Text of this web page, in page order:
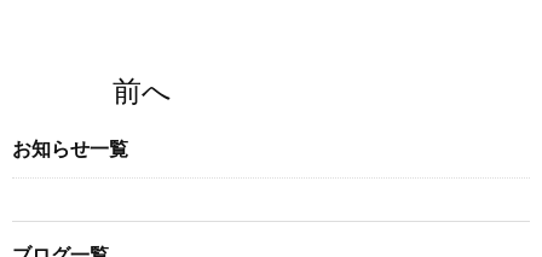
前へ
お知らせ一覧